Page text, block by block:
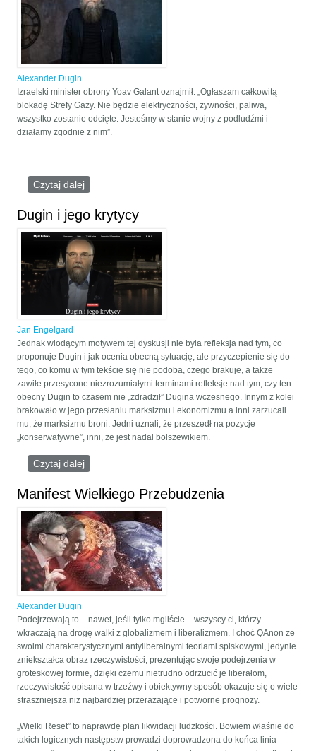
Alexander Dugin
Izraelski minister obrony Yoav Galant oznajmił: „Ogłaszam całkowitą
blokadę Strefy Gazy. Nie będzie elektryczności, żywności, paliwa,
wszystko zostanie odcięte. Jesteśmy w stanie wojny z podludźmi i
działamy zgodnie z nim”.
Czytaj dalej
Dugin i jego krytycy
Jan Engelgard
Jednak wiodącym motywem tej dyskusji nie była refleksja nad tym, co
proponuje Dugin i jak ocenia obecną sytuację, ale przyczepienie się do
tego, co komu w tym tekście się nie podoba, czego brakuje, a także
zawiłe przesycone niezrozumiałymi terminami refleksje nad tym, czy ten
obecny Dugin to czasem nie „zdradził” Dugina wczesnego. Innym z kolei
brakowało w jego przesłaniu marksizmu i ekonomizmu a inni zarzucali
mu, że marksizmu broni. Jedni uznali, że przeszedł na pozycje
„konserwatywne”, inni, że jest nadal bolszewikiem.
Czytaj dalej
Manifest Wielkiego Przebudzenia
Alexander Dugin
Podejrzewają to – nawet, jeśli tylko mgliście – wszyscy ci, którzy
wkraczają na drogę walki z globalizmem i liberalizmem. I choć QAnon ze
swoimi charakterystycznymi antyliberalnymi teoriami spiskowymi, jedynie
zniekształca obraz rzeczywistości, prezentując swoje podejrzenia w
groteskowej formie, dzięki czemu nietrudno odrzucić je liberałom,
rzeczywistość opisana w trzeźwy i obiektywny sposób okazuje się o wiele
straszniejsza niż najbardziej przerażające i potworne prognozy.
„Wielki Reset” to naprawdę plan likwidacji ludzkości. Bowiem właśnie do
takich logicznych następstw prowadzi doprowadzona do końca linia